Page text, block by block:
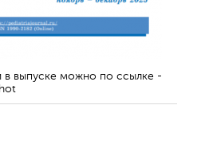
в выпуске можно по ссылке -